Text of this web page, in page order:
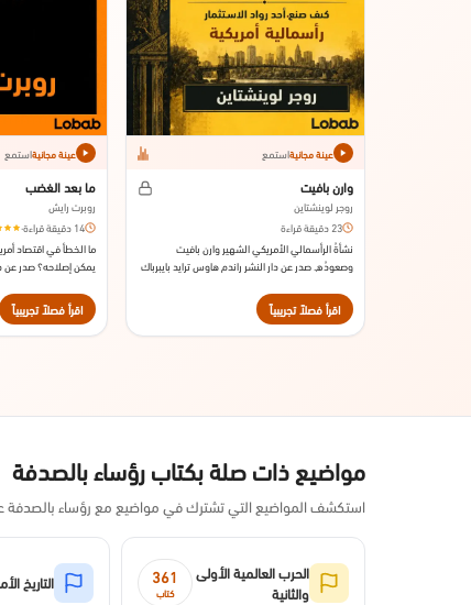
عينة مجانيةاستمع
وارن بافيت
روجر لوينشتاين
23 دقيقة قراءة
نشأةُ الرأسمالي الأمريكي الشهير وارن بافيت
وصعودُه. صدر عن دار النشر راندم هاوس ترايد بايبرباك
اقرأ فصلاً تجريبياً
عينة مجانيةاستمع
ما بعد الغضب
روبرت رايش
14 دقيقة قراءة
·
ما الخطأ في اقتصاد
يمكن إصلاحه؟ صدر عن
اقرأ فصلاً تجريبياً
مواضيع ذات صلة بكتاب رؤساء بالصدفة
استكشف المواضيع التي تشترك في مواضيع مع رؤساء بالصدفة
الحرب العالمية الأولى
والثانية
361
كتاب التاريخ